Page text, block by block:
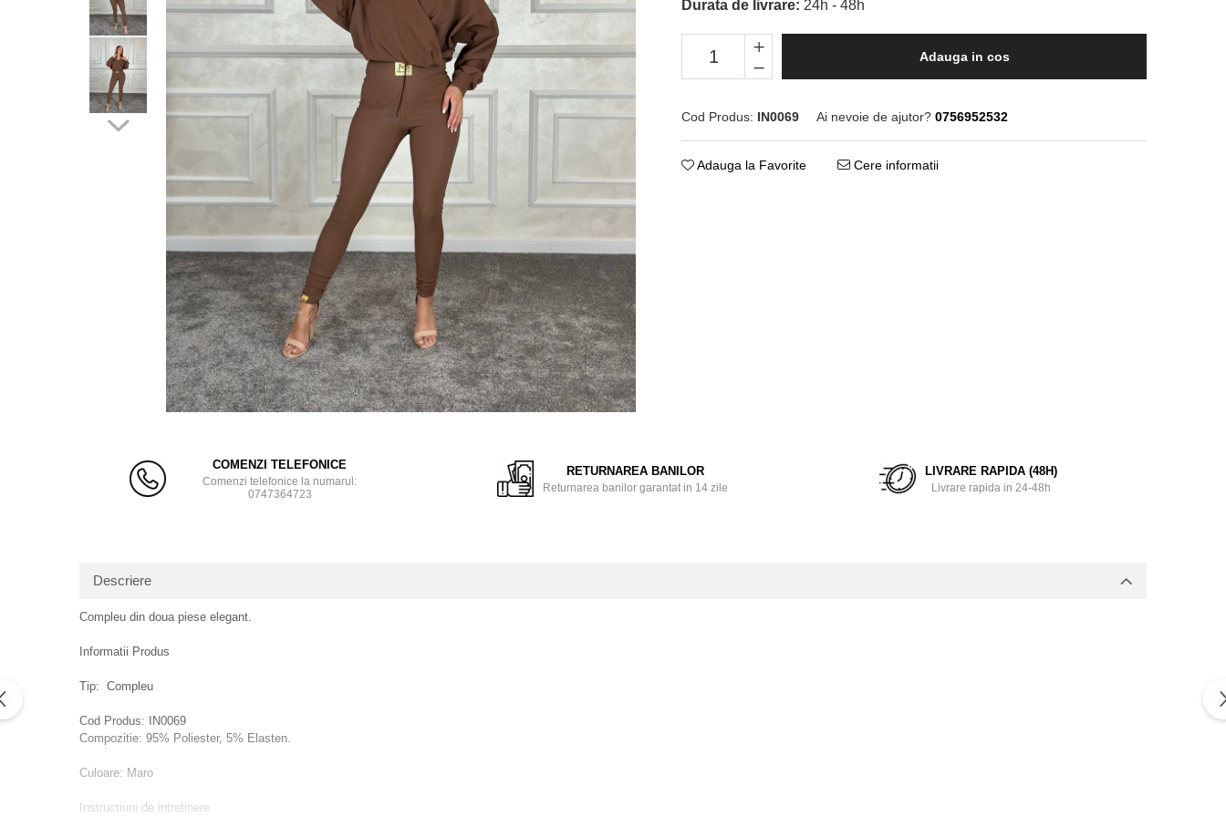
Durata de livrare: 24h - 48h
Adauga in cos
Cod Produs: IN0069 Ai nevoie de ajutor? 0756952532
Adauga la Favorite Cere informatii
COMENZI TELEFONICE
Comenzi telefonice la numarul:
0747364723
RETURNAREA BANILOR
Returnarea banilor garantat in 14 zile
LIVRARE RAPIDA (48H)
Livrare rapida in 24-48h
Descriere
Compleu din doua piese elegant.
Informatii Produs
Tip: Compleu
Cod Produs: IN0069
Compozitie: 95% Poliester, 5% Elasten.
Culoare: Maro
Instructiuni de intretinere